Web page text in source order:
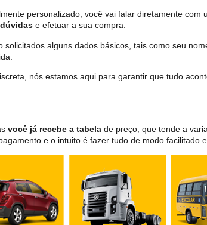
personalizado, você vai falar diretamente
e efetuar a sua compra.
solicitados alguns dados básicos, tais como seu
nós estamos aqui para garantir que tudo
você já recebe a tabela de preço, que tende a
e o intuito é fazer tudo de modo facilitado